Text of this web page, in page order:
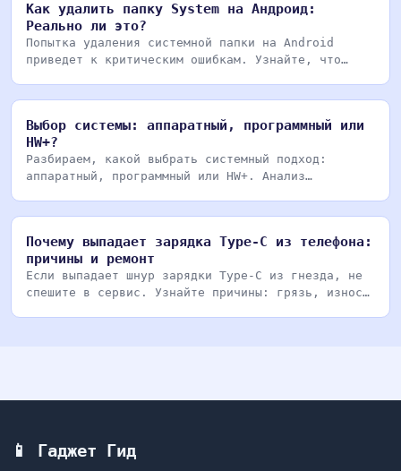
Как удалить папку System на Андроид:
Реально ли это?
Попытка удаления системной папки на Android
приведет к критическим ошибкам. Узнайте, что
Выбор системы: аппаратный, программный или
HW+?
Разбираем, какой выбрать системный подход:
аппаратный, программный или HW+. Анализ
Почему выпадает зарядка Type-C из телефона:
причины и ремонт
Если выпадает шнур зарядки Type-C из гнезда, не
спешите в сервис. Узнайте причины: грязь, износ,
📱 Гаджет Гид